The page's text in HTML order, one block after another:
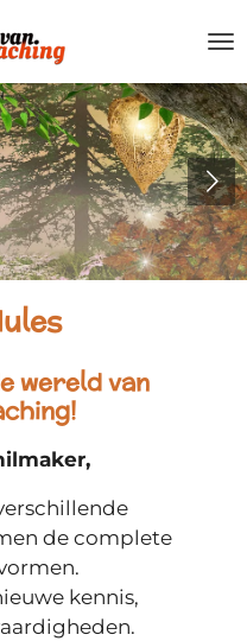
wereld van
de complete
kennis,